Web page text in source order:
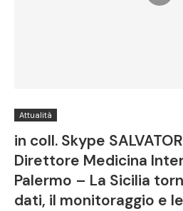
Attualità
in coll. Skype
Direttore Medicina
Palermo – La Sicilia
dati, il monitoraggio e